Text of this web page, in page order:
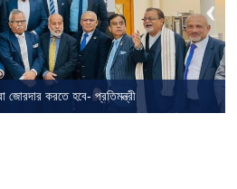
করতে হবে- প্রতিমন্ত্রী